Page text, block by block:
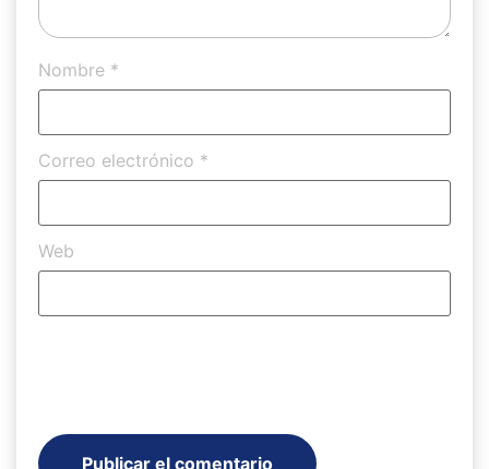
Nombre *
Correo electrónico *
Web